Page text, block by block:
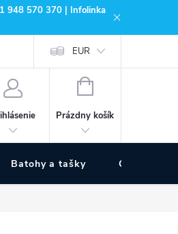
570 370 | Infolinka
EUR
NÁKUPNÝ
Prázdny košík
Batohy a tašky Outdoor